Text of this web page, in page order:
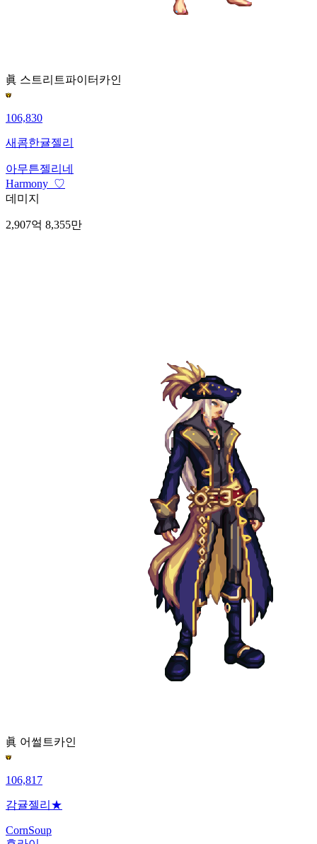
眞 스트리트파이터 카인
106,830
새콤한귤젤리
아무튼젤리네
Harmony_♡
데미지
2,907억 8,355만
眞 어썰트카인
106,817
감귤젤리★
CornSoup